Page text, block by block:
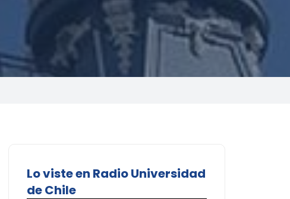
Lo viste en Radio Universidad
de Chile